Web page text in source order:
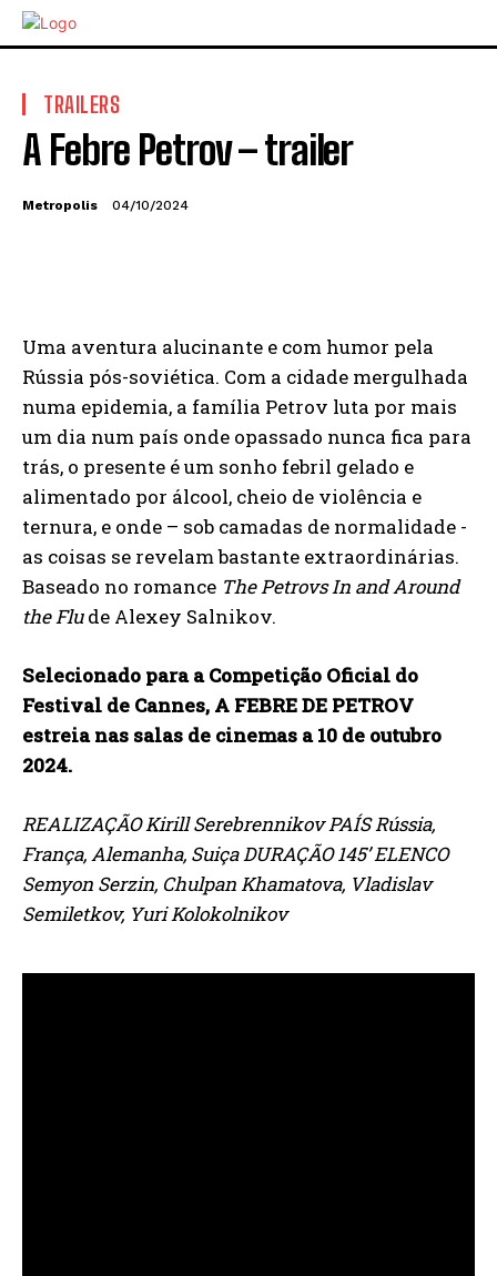
TRAILERS
A Febre Petrov – trailer
Metropolis 04/10/2024
Uma aventura alucinante e com humor pela
Rússia pós-soviética. Com a cidade mergulhada
numa epidemia, a família Petrov luta por mais
um dia num país onde opassado nunca fica para
trás, o presente é um sonho febril gelado e
alimentado por álcool, cheio de violência e
ternura, e onde – sob camadas de normalidade -
as coisas se revelam bastante extraordinárias.
Baseado no romance The Petrovs In and Around
the Flude Alexey Salnikov.
Selecionado para a Competição Oficial do
Festival de Cannes, A FEBRE DE PETROV
estreia nas salas de cinemas a 10 de outubro
2024.
REALIZAÇÃO Kirill Serebrennikov PAÍS Rússia,
França, Alemanha, Suiça DURAÇÃO 145’ ELENCO
Semyon Serzin, Chulpan Khamatova, Vladislav
Semiletkov, Yuri Kolokolnikov